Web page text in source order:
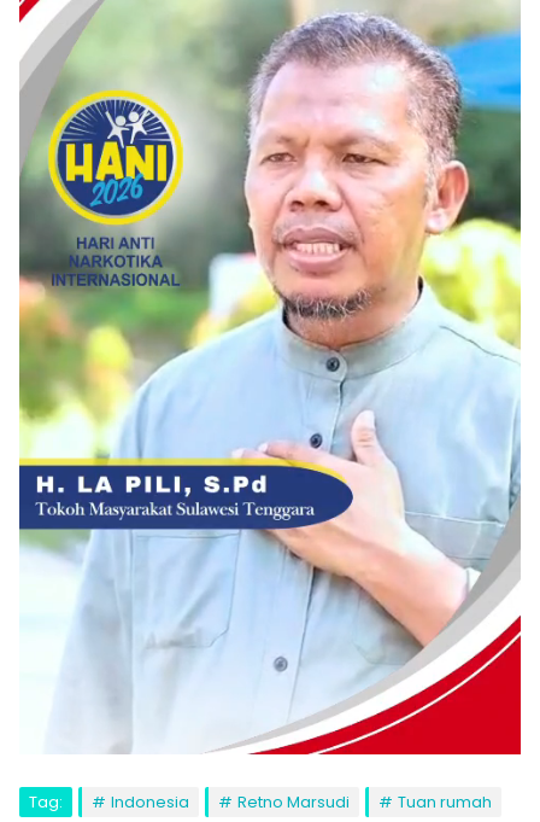
Tag: Indonesia Retno Marsudi Tuan rumah